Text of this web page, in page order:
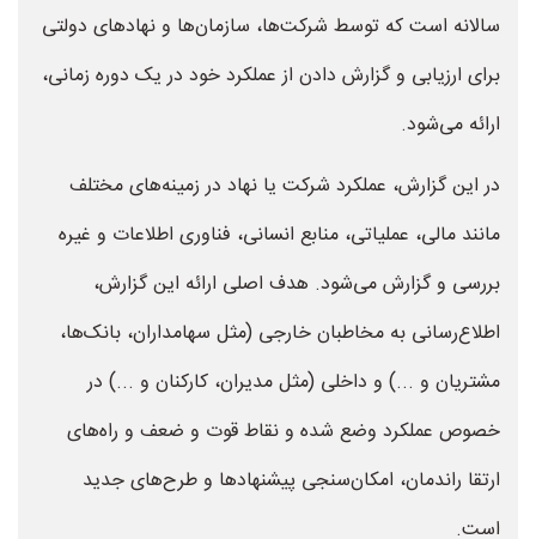
سالانه است که توسط شرکت‌ها، سازمان‌ها و نهادهای دولتی
برای ارزیابی و گزارش دادن از عملکرد خود در یک دوره زمانی،
ارائه می‌شود.
در این گزارش، عملکرد شرکت یا نهاد در زمینه‌های مختلف
مانند مالی، عملیاتی، منابع انسانی، فناوری اطلاعات و غیره
بررسی و گزارش می‌شود. هدف اصلی ارائه این گزارش،
اطلاع‌رسانی به مخاطبان خارجی (مثل سهامداران، بانک‌ها،
مشتریان و ...) و داخلی (مثل مدیران، کارکنان و ...) در
خصوص عملکرد وضع شده و نقاط قوت و ضعف و راه‌های
ارتقا راندمان، امکان‌سنجی پیشنهادها و طرح‌های جدید
است.